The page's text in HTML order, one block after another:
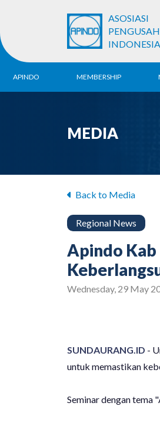
ASOSIASI
INDONESIA
APINDO
Vision & Mission
MEMBERSHIP
MEDIA
Back to Media
Regional News
Apindo Kab
Wednesday, 29 May
SUNDAURANG.ID -
untuk memastikan
Seminar dengan tema